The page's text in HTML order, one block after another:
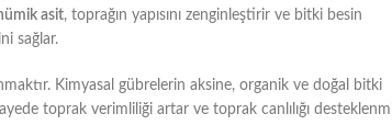
asit, toprağın yapısını zenginleştirir ve bitki besin
sağlar.
Kimyasal gübrelerin aksine, organik ve doğal bitki
toprak verimliliği artar ve toprak canlılığı